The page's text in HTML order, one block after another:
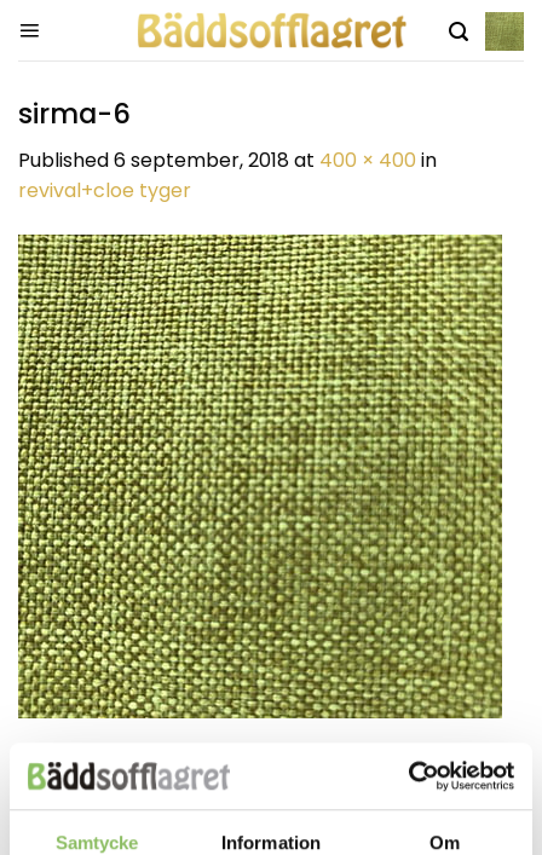
Samtycke Information Om
sirma-6
Published6 september, 2018at 400 × 400 in
revival+cloe tyger
Both comments and trackbacks are currently closed.
←Previous
Next→